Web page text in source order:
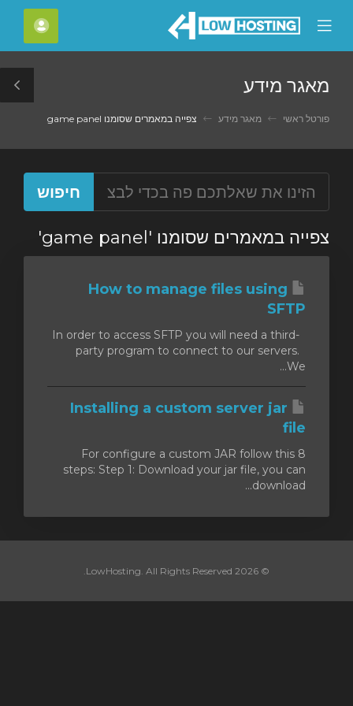
Mobile
Menu
מאגר מידע
פורטל ראשי מאגר מידע צפייה במאמרים שסומנו game panel
צפייה במאמרים שסומנו 'game panel'
How to manage files using
SFTP
In order to access SFTP you will need a third-
party program to connect to our servers.
We...
Installing a custom server jar
file
For configure a custom JAR follow this 8
steps: Step 1: Download your jar file, you can
download...
© 2026 LowHosting. All Rights Reserved.